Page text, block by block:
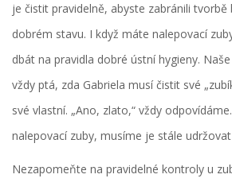
je čistit pravidelně, abyste zabránili tvorbě
dobrém stavu. I když máte nalepovací
dbát na pravidla dobré ústní hygieny.
vždy ptá, zda Gabriela musí čistit své
své vlastní. „Ano, zlato,“ vždy
nalepovací zuby, musíme je stále udržovat
Nezapomeňte na pravidelné kontroly u